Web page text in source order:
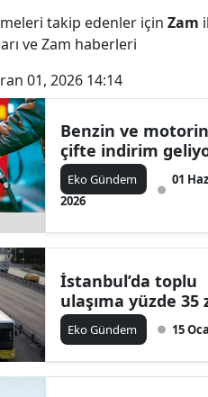
takip edenler için Zam
ve Zam haberleri
01, 2026 14:14
Benzin ve
çifte indirim
Eko Gündem
01
2026
İstanbul’da toplu
ulaşıma yüzde 35
Eko Gündem 15